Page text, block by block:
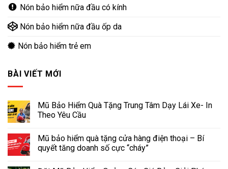
Nón bảo hiểm nữa đầu có kính
Nón bảo hiểm nữa đầu ốp da
Nón bảo hiểm trẻ em
BÀI VIẾT MỚI
Mũ Bảo Hiểm Quà Tặng Trung Tâm Dạy Lái Xe- In
Theo Yêu Cầu
Mũ bảo hiểm quà tặng cửa hàng điện thoại – Bí
quyết tăng doanh số cực “cháy”